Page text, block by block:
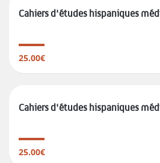
Cahiers d'études hispaniques
25.00€
Cahiers d'études hispaniques
25.00€